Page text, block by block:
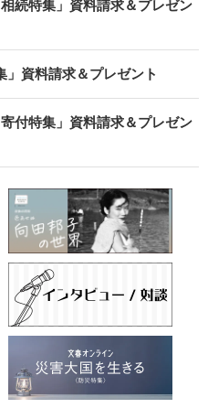
続特集」資料請求＆プレゼン
資料請求＆プレゼント
付特集」資料請求＆プレゼン